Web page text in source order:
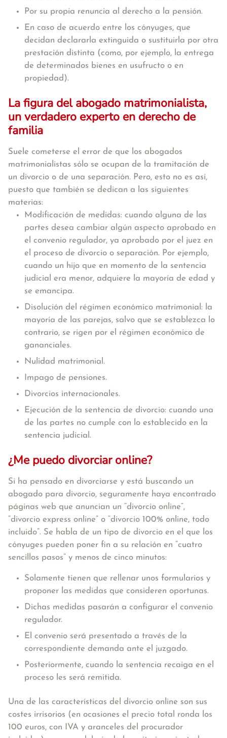
Por su propia renuncia al derecho a la pensión.
En caso de acuerdo entre los cónyuges, que
decidan declararla extinguida o sustituirla por otra
prestación distinta (como, por ejemplo, la entrega
de determinados bienes en usufructo o en
propiedad).
La figura del abogado matrimonialista,
un verdadero experto en derecho de
familia
Suele cometerse el error de que los abogados
matrimonialistas sólo se ocupan de la tramitación de
un divorcio o de una separación. Pero, esto no es así,
puesto que también se dedican a las siguientes
materias:
Modificación de medidas: cuando alguna de las
partes desea cambiar algún aspecto aprobado en
el convenio regulador, ya aprobado por el juez en
el proceso de divorcio o separación. Por ejemplo,
cuando un hijo que en momento de la sentencia
judicial era menor, adquiere la mayoría de edad y
se emancipa.
Disolución del régimen económico matrimonial: la
mayoría de las parejas, salvo que se establezca lo
contrario, se rigen por el régimen económico de
gananciales.
Nulidad matrimonial.
Impago de pensiones.
Divorcios internacionales.
Ejecución de la sentencia de divorcio: cuando una
de las partes no cumple con lo establecido en la
sentencia judicial.
¿Me puedo divorciar online?
Si ha pensado en divorciarse y está buscando un
abogado para divorcio, seguramente haya encontrado
páginas web que anuncian un “divorcio online”,
“divorcio express online” o “divorcio 100% online, todo
incluido”. Se habla de un tipo de divorcio en el que los
cónyuges pueden poner fin a su relación en “cuatro
sencillos pasos” y menos de cinco minutos:
Solamente tienen que rellenar unos formularios y
proponer las medidas que consideren oportunas.
Dichas medidas pasarán a configurar el convenio
regulador.
El convenio será presentado a través de la
correspondiente demanda ante el juzgado.
Posteriormente, cuando la sentencia recaiga en el
proceso les será remitida.
Una de las características del divorcio online son sus
costes irrisorios (en ocasiones el precio total ronda los
100 euros, con IVA y aranceles del procurador